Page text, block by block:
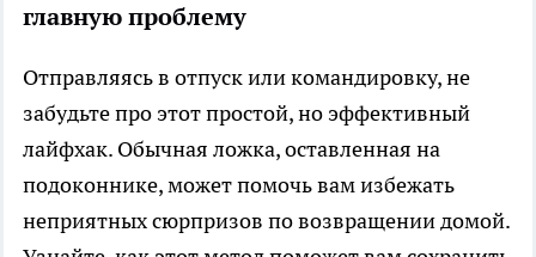
главную проблему
Отправляясь в отпуск или командировку, не
забудьте про этот простой, но эффективный
лайфхак. Обычная ложка, оставленная на
подоконнике, может помочь вам избежать
неприятных сюрпризов по возвращении домой.